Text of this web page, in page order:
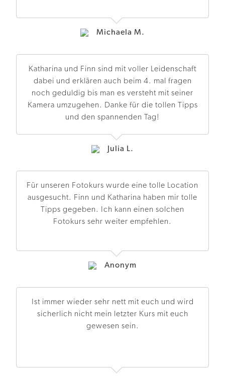
Michaela M.
Katharina und Finn sind mit voller Leidenschaft
dabei und erklären auch beim 4. mal fragen
noch geduldig bis man es versteht mit seiner
Kamera umzugehen. Danke für die tollen Tipps
und den spannenden Tag!
Julia L.
Für unseren Fotokurs wurde eine tolle Location
ausgesucht. Finn und Katharina haben mir tolle
Tipps gegeben. Ich kann einen solchen
Fotokurs sehr weiter empfehlen.
Anonym
Ist immer wieder sehr nett mit euch und wird
sicherlich nicht mein letzter Kurs mit euch
gewesen sein.